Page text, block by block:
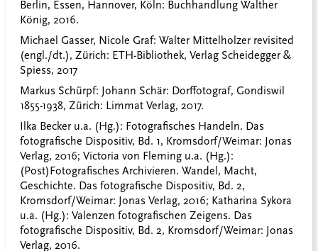
Berlin, Essen, Hannover, Köln: Buchhandlung Walther
König, 2016.
Michael Gasser, Nicole Graf: Walter Mittelholzer revisited
(engl./dt.), Zürich: ETH-Bibliothek, Verlag Scheidegger &
Spiess, 2017
Markus Schürpf: Johann Schär: Dorffotograf, Gondiswil
1855-1938, Zürich: Limmat Verlag, 2017.
Ilka Becker u.a. (Hg.): Fotografisches Handeln. Das
fotografische Dispositiv, Bd. 1, Kromsdorf/Weimar: Jonas
Verlag, 2016; Victoria von Fleming u.a. (Hg.):
(Post)Fotografisches Archivieren. Wandel, Macht,
Geschichte. Das fotografische Dispositiv, Bd. 2,
Kromsdorf/Weimar: Jonas Verlag, 2016; Katharina Sykora
u.a. (Hg.): Valenzen fotografischen Zeigens. Das
fotografische Dispositiv, Bd. 2, Kromsdorf/Weimar: Jonas
Verlag, 2016.